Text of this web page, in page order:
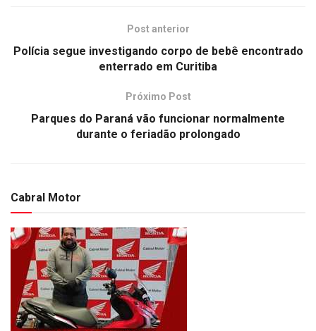
Post anterior
Polícia segue investigando corpo de bebê encontrado
enterrado em Curitiba
Próximo Post
Parques do Paraná vão funcionar normalmente
durante o feriadão prolongado
Cabral Motor